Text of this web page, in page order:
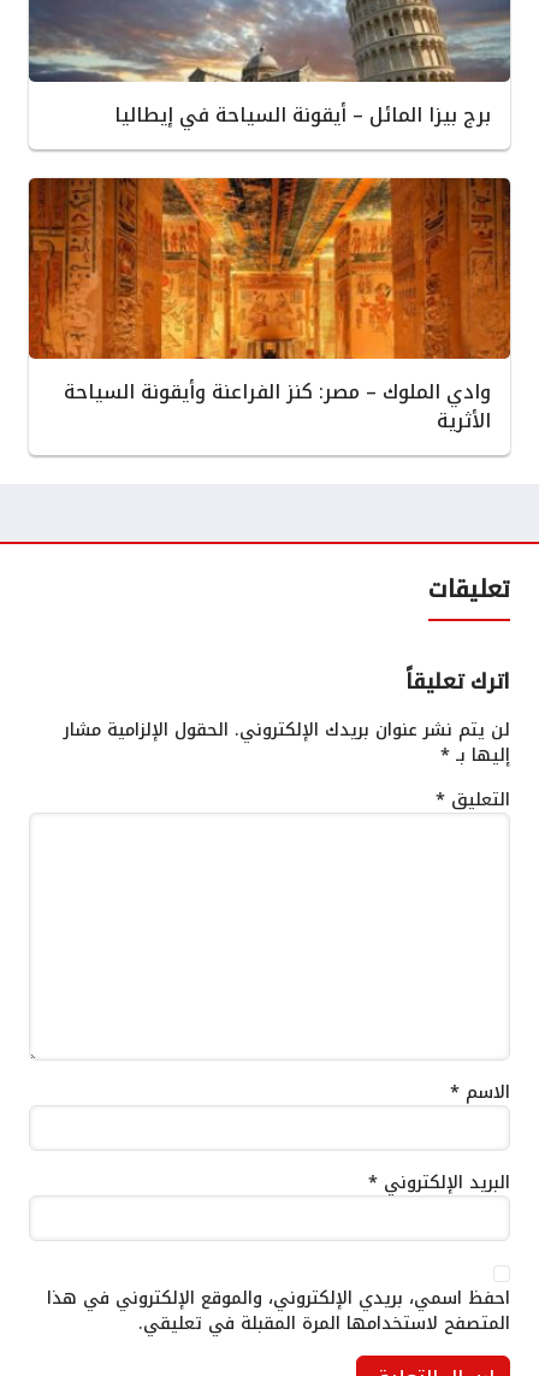
برج بيزا المائل – أيقونة السياحة في إيطاليا
وادي الملوك – مصر: كنز الفراعنة وأيقونة السياحة
الأثرية
تعليقات
اترك تعليقاً
لن يتم نشر عنوان بريدك الإلكتروني. الحقول الإلزامية مشار
إليها بـ*
التعليق *
الاسم *
البريد الإلكتروني *
احفظ اسمي، بريدي الإلكتروني، والموقع الإلكتروني في هذا
المتصفح لاستخدامها المرة المقبلة في تعليقي.